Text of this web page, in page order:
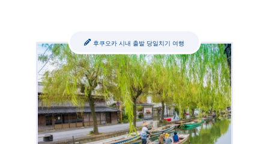
후쿠오카 시내 출발 당일치기 여행